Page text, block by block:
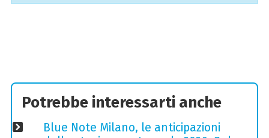
Potrebbe interessarti anche
Blue Note Milano, le anticipazioni